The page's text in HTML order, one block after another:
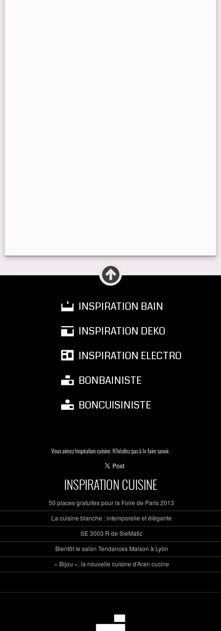
INSPIRATION BAIN
INSPIRATION DEKO
INSPIRATION ELECTRO
BONBAINISTE
BONCUISINISTE
Vous aimez Inspiration cuisine. N'hésitez pas à le faire savoir.
INSPIRATION CUISINE
50 places gratuites pour la Foire de Paris 2013
La cuisine blanche : intemporelle et élégante
SE 3003 R de SieMatic
Bientôt le salon Tendances Maison à Lyon
« Bijou », la nouvelle cuisine d’Aran cucine